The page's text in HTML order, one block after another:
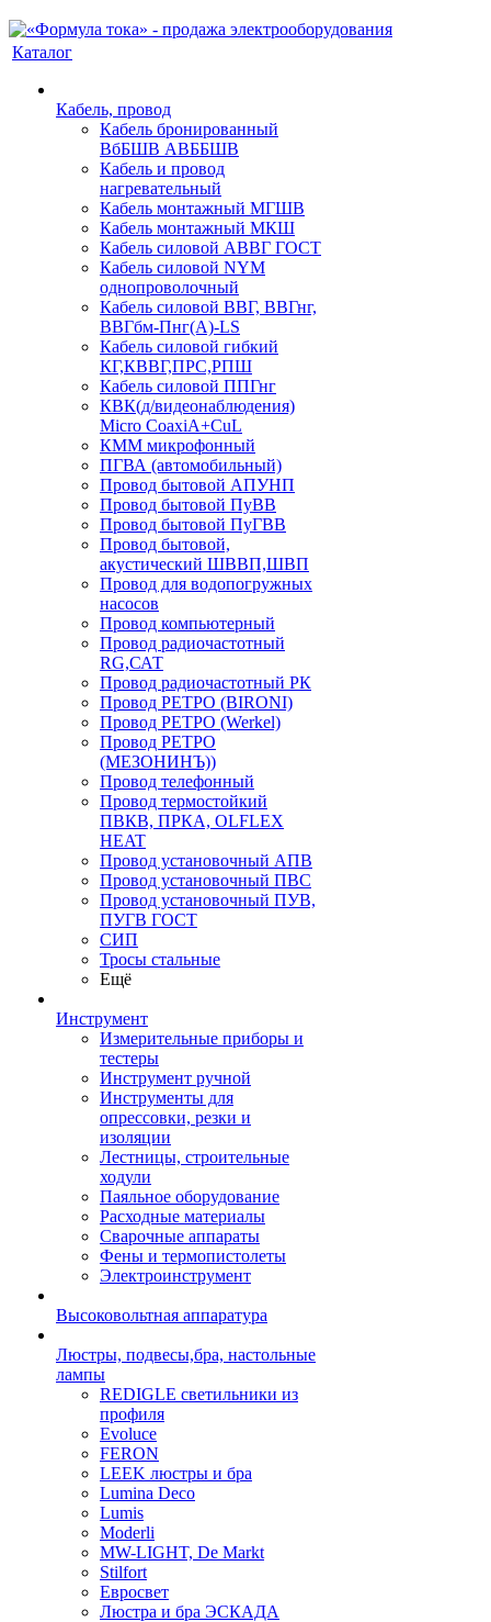
Каталог
Кабель, провод
Кабель бронированный
ВбБШВ АВББШВ
Кабель и провод
нагревательный
Кабель монтажный МГШВ
Кабель монтажный МКШ
Кабель силовой АВВГ ГОСТ
Кабель силовой NYM
однопроволочный
Кабель силовой ВВГ, ВВГнг,
ВВГбм-Пнг(А)-LS
Кабель силовой гибкий
КГ,КВВГ,ПРС,РПШ
Кабель силовой ППГнг
КВК(д/видеонаблюдения)
Micro CoaxiA+CuL
КММ микрофонный
ПГВА (автомобильный)
Провод бытовой АПУНП
Провод бытовой ПуВВ
Провод бытовой ПуГВВ
Провод бытовой,
акустический ШВВП,ШВП
Провод для водопогружных
насосов
Провод компьютерный
Провод радиочастотный
RG,САТ
Провод радиочастотный РК
Провод РЕТРО (BIRONI)
Провод РЕТРО (Werkel)
Провод РЕТРО
(МЕЗОНИНЪ))
Провод телефонный
Провод термостойкий
ПВКВ, ПРКА, OLFLEX
HEAT
Провод установочный АПВ
Провод установочный ПВС
Провод установочный ПУВ,
ПУГВ ГОСТ
СИП
Тросы стальные
Ещё
Инструмент
Измерительные приборы и
тестеры
Инструмент ручной
Инструменты для
опрессовки, резки и
изоляции
Лестницы, строительные
ходули
Паяльное оборудование
Расходные материалы
Сварочные аппараты
Фены и термопистолеты
Электроинструмент
Высоковольтная аппаратура
Люстры, подвесы,бра, настольные
лампы
REDIGLE светильники из
профиля
Evoluce
FERON
LEEK люстры и бра
Lumina Deco
Lumis
Moderli
MW-LIGHT, De Markt
Stilfort
Евросвет
Люстра и бра ЭСКАДА